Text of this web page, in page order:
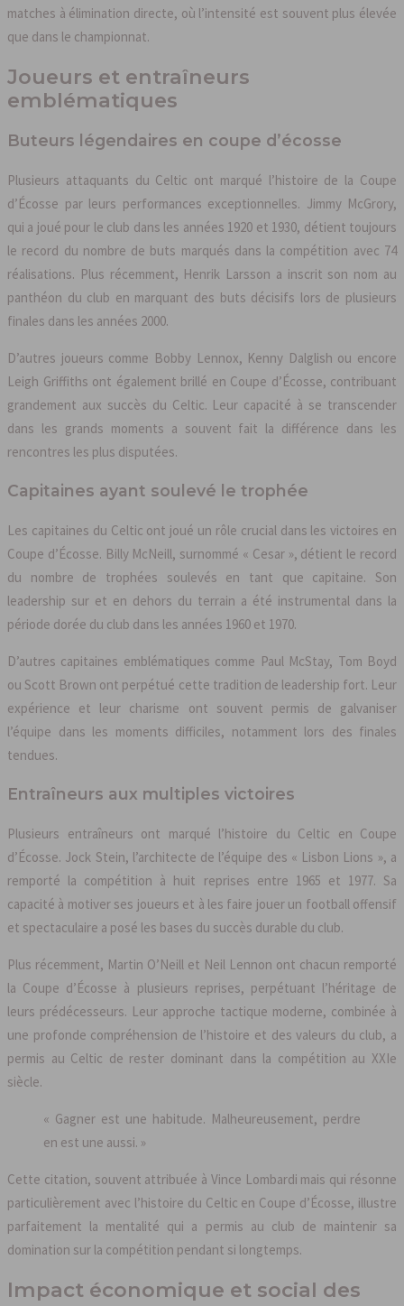
matches à élimination directe, où l’intensité est souvent plus élevée
que dans le championnat.
Joueurs et entraîneurs
emblématiques
Buteurs légendaires en coupe d’écosse
Plusieurs attaquants du Celtic ont marqué l’histoire de la Coupe
d’Écosse par leurs performances exceptionnelles. Jimmy McGrory,
qui a joué pour le club dans les années 1920 et 1930, détient toujours
le record du nombre de buts marqués dans la compétition avec 74
réalisations. Plus récemment, Henrik Larsson a inscrit son nom au
panthéon du club en marquant des buts décisifs lors de plusieurs
finales dans les années 2000.
D’autres joueurs comme Bobby Lennox, Kenny Dalglish ou encore
Leigh Griffiths ont également brillé en Coupe d’Écosse, contribuant
grandement aux succès du Celtic. Leur capacité à se transcender
dans les grands moments a souvent fait la différence dans les
rencontres les plus disputées.
Capitaines ayant soulevé le trophée
Les capitaines du Celtic ont joué un rôle crucial dans les victoires en
Coupe d’Écosse. Billy McNeill, surnommé « Cesar », détient le record
du nombre de trophées soulevés en tant que capitaine. Son
leadership sur et en dehors du terrain a été instrumental dans la
période dorée du club dans les années 1960 et 1970.
D’autres capitaines emblématiques comme Paul McStay, Tom Boyd
ou Scott Brown ont perpétué cette tradition de leadership fort. Leur
expérience et leur charisme ont souvent permis de galvaniser
l’équipe dans les moments difficiles, notamment lors des finales
tendues.
Entraîneurs aux multiples victoires
Plusieurs entraîneurs ont marqué l’histoire du Celtic en Coupe
d’Écosse. Jock Stein, l’architecte de l’équipe des « Lisbon Lions », a
remporté la compétition à huit reprises entre 1965 et 1977. Sa
capacité à motiver ses joueurs et à les faire jouer un football offensif
et spectaculaire a posé les bases du succès durable du club.
Plus récemment, Martin O’Neill et Neil Lennon ont chacun remporté
la Coupe d’Écosse à plusieurs reprises, perpétuant l’héritage de
leurs prédécesseurs. Leur approche tactique moderne, combinée à
une profonde compréhension de l’histoire et des valeurs du club, a
permis au Celtic de rester dominant dans la compétition au XXIe
siècle.
« Gagner est une habitude. Malheureusement, perdre
en est une aussi. »
Cette citation, souvent attribuée à Vince Lombardi mais qui résonne
particulièrement avec l’histoire du Celtic en Coupe d’Écosse, illustre
parfaitement la mentalité qui a permis au club de maintenir sa
domination sur la compétition pendant si longtemps.
Impact économique et social des